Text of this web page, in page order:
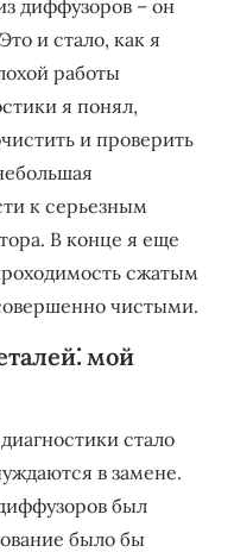
диффузоров – он
и стало, как я
работы
я понял,
и проверить
к серьезным
В конце я еще
сжатым
чистыми.
мой
стало
в замене.
был
было бы